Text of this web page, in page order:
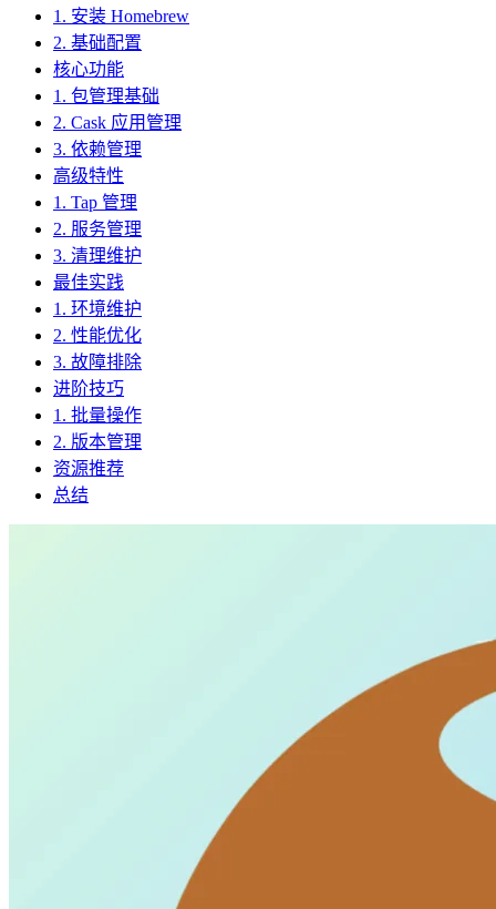
1. 安装 Homebrew
2. 基础配置
核心功能
1. 包管理基础
2. Cask 应用管理
3. 依赖管理
高级特性
1. Tap 管理
2. 服务管理
3. 清理维护
最佳实践
1. 环境维护
2. 性能优化
3. 故障排除
进阶技巧
1. 批量操作
2. 版本管理
资源推荐
总结